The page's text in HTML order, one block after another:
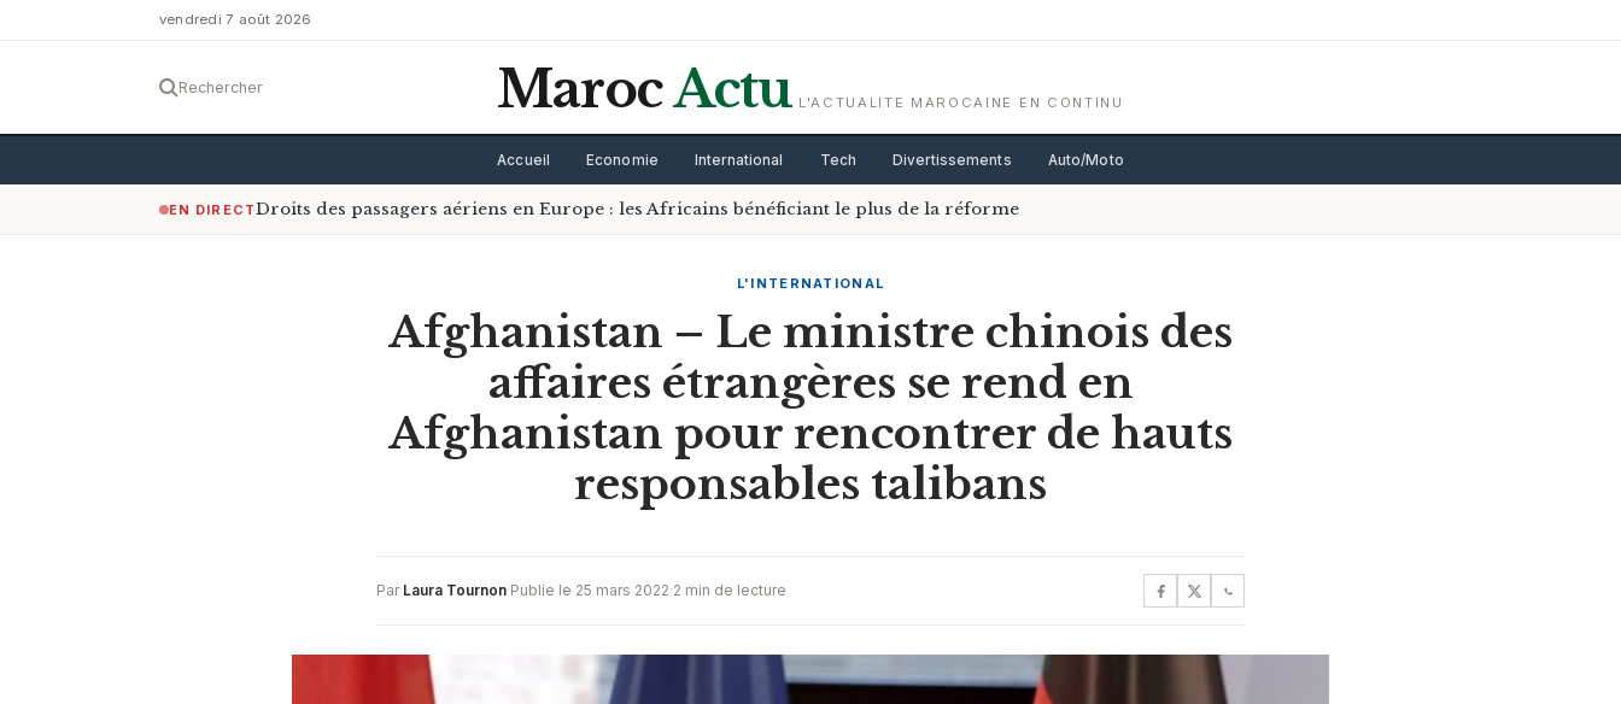
vendredi 7 août 2026
Rechercher MarocActu L'ACTUALITE MAROCAINE EN CONTINU
Accueil Economie International Tech Divertissements Auto/Moto
EN DIRECTDroits des passagers aériens en Europe : les Africains bénéficiant le plus de la réforme
L'INTERNATIONAL
Afghanistan – Le ministre chinois des
affaires étrangères se rend en
Afghanistan pour rencontrer de hauts
responsables talibans
Par Laura Tournon·Publie le 25 mars 2022·2 min de lecture